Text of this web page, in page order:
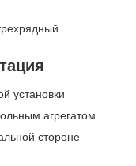
установки
агрегатом
стороне